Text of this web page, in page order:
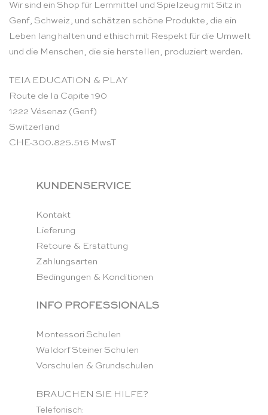
Wir sind ein Shop für Lernmittel und Spielzeug mit Sitz in
Genf, Schweiz, und schätzen schöne Produkte, die ein
Leben lang halten und ethisch mit Respekt für die Umwelt
und die Menschen, die sie herstellen, produziert werden.
TEIA EDUCATION & PLAY
Route de la Capite 190
1222 Vésenaz (Genf)
Switzerland
CHE-300.825.516 MwsT
KUNDENSERVICE
Kontakt
Lieferung
Retoure & Erstattung
Zahlungsarten
Bedingungen & Konditionen
INFO PROFESSIONALS
Montessori Schulen
Waldorf Steiner Schulen
Vorschulen & Grundschulen
BRAUCHEN SIE HILFE?
Telefonisch: